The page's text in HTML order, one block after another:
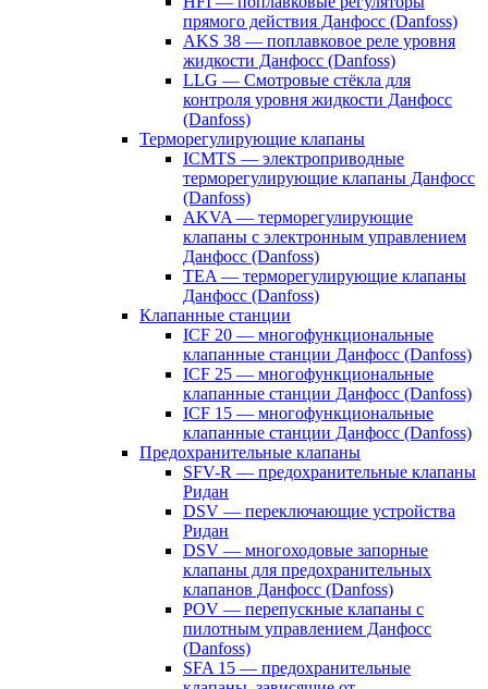
прямого действия Данфосс (Danfoss)
AKS 38 — поплавковое реле уровня
жидкости Данфосс (Danfoss)
LLG — Смотровые стёкла для
контроля уровня жидкости Данфосс
(Danfoss)
Терморегулирующие клапаны
ICMTS — электроприводные
терморегулирующие клапаны Данфосс
(Danfoss)
AKVA — терморегулирующие
клапаны с электронным управлением
Данфосс (Danfoss)
TEA — терморегулирующие клапаны
Данфосс (Danfoss)
Клапанные станции
ICF 20 — многофункциональные
клапанные станции Данфосс (Danfoss)
ICF 25 — многофункциональные
клапанные станции Данфосс (Danfoss)
ICF 15 — многофункциональные
клапанные станции Данфосс (Danfoss)
Предохранительные клапаны
SFV-R — предохранительные клапаны
Ридан
DSV — переключающие устройства
Ридан
DSV — многоходовые запорные
клапаны для предохранительных
клапанов Данфосс (Danfoss)
POV — перепускные клапаны с
пилотным управлением Данфосс
(Danfoss)
SFA 15 — предохранительные